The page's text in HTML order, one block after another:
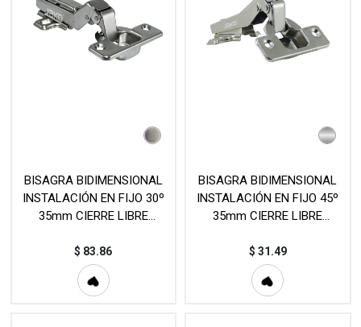
BISAGRA BIDIMENSIONAL
INSTALACIÓN EN FIJO 30º
35mm CIERRE LIBRE
$ 83.86
BISAGRA BIDIMENSIONAL
INSTALACIÓN EN FIJO 45º
35mm CIERRE LIBRE
$ 31.49